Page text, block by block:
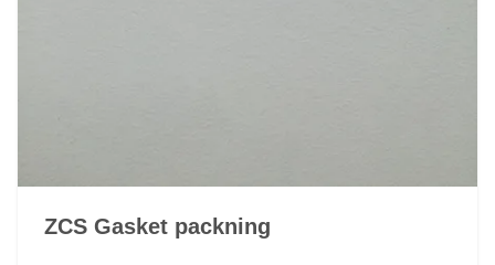
ZCS Gasket packning